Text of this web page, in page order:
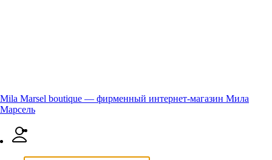
Mila Marsel boutique — фирменный интернет-магазин Мила
Марсель